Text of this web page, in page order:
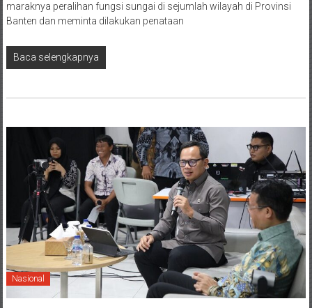
maraknya peralihan fungsi sungai di sejumlah wilayah di Provinsi
Banten dan meminta dilakukan penataan
Baca selengkapnya
Nasional